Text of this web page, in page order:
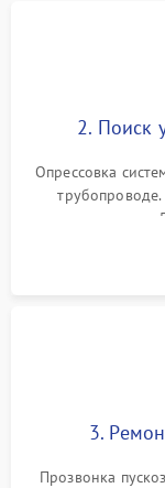
2. Поиск
Опрессовка
продувка
3.
Прозвонка